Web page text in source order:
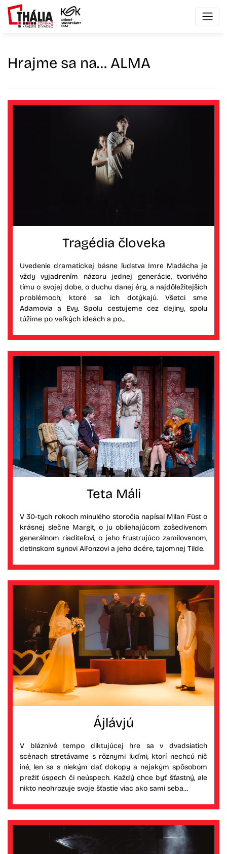
Hrajme sa na… ALMA
Tragédia človeka
Uvedenie dramatickej básne ľudstva Imre Madácha je
vždy vyjadrením názoru jednej generácie, tvorivého
tímu o svojej dobe, o duchu danej éry, a najdôležitejších
problémoch, ktoré sa ich dotýkajú. Všetci sme
Adamovia a Evy. Spolu cestujeme cez dejiny, spolu
túžime po veľkých ideách a po...
Teta Máli
V 30-tych rokoch minulého storočia napísal Milan Füst o
krásnej slečne Margit, o ju obliehajúcom zošedivenom
generálnom riaditeľovi, o jeho frustrujúco zamilovanom,
detinskom synovi Alfonzovi a jeho dcére, tajomnej Tilde.
Ájlávjú
V bláznivé tempo diktujúcej hre sa v dvadsiatich
scénach stretávame s rôznymi ľuďmi, ktorí nechcú nič
iné, len sa s niekým dať dokopy a nejakým spôsobom
prežiť úspech či neúspech. Každý chce byť šťastný, ale
nikto neohrozuje svoje šťastie viac ako sami seba…